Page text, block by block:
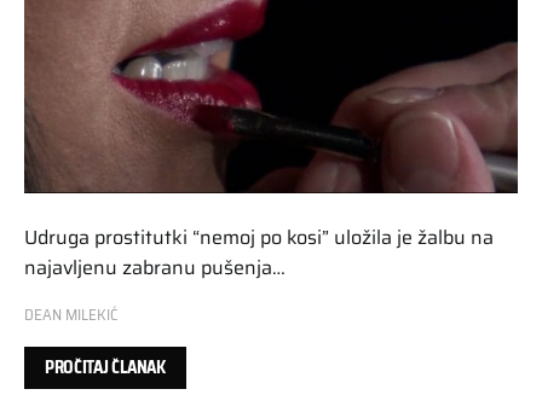
Udruga prostitutki “nemoj po kosi” uložila je žalbu na
najavljenu zabranu pušenja…
DEAN MILEKIĆ
PROČITAJ ČLANAK